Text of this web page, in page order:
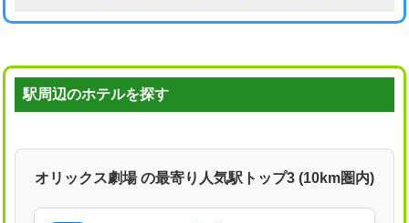
駅周辺のホテルを探す
オリックス劇場 の最寄り人気駅トップ3 (10km圏内)